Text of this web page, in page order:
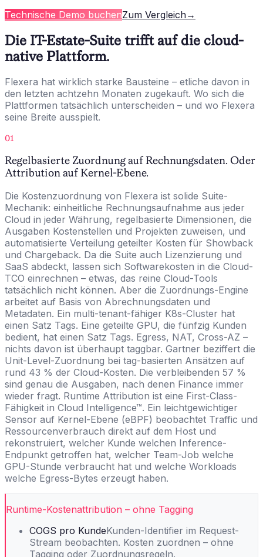
Technische Demo buchenZum Vergleich→
Die IT-Estate-Suite trifft auf die cloud-
native Plattform.
Flexera hat wirklich starke Bausteine – etliche davon in
den letzten achtzehn Monaten zugekauft. Wo sich die
Plattformen tatsächlich unterscheiden – und wo Flexera
seine Breite ausspielt.
01
Regelbasierte Zuordnung auf Rechnungsdaten. Oder
Attribution auf Kernel-Ebene.
Die Kostenzuordnung von Flexera ist solide Suite-
Mechanik: einheitliche Rechnungsaufnahme aus jeder
Cloud in jeder Währung, regelbasierte Dimensionen, die
Ausgaben Kostenstellen und Projekten zuweisen, und
automatisierte Verteilung geteilter Kosten für Showback
und Chargeback. Da die Suite auch Lizenzierung und
SaaS abdeckt, lassen sich Softwarekosten in die Cloud-
TCO einrechnen – etwas, das reine Cloud-Tools
tatsächlich nicht können. Aber die Zuordnungs-Engine
arbeitet auf Basis von Abrechnungsdaten und
Metadaten. Ein multi-tenant-fähiger K8s-Cluster hat
einen Satz Tags. Eine geteilte GPU, die fünfzig Kunden
bedient, hat einen Satz Tags. Egress, NAT, Cross-AZ –
nichts davon ist überhaupt taggbar. Gartner beziffert die
Unit-Level-Zuordnung bei tag-basierten Ansätzen auf
rund 43 % der Cloud-Kosten. Die verbleibenden 57 %
sind genau die Ausgaben, nach denen Finance immer
wieder fragt. Runtime Attribution ist eine First-Class-
Fähigkeit in Cloud Intelligence™. Ein leichtgewichtiger
Sensor auf Kernel-Ebene (eBPF) beobachtet Traffic und
Ressourcenverbrauch direkt auf dem Host und
rekonstruiert, welcher Kunde welchen Inference-
Endpunkt getroffen hat, welcher Team-Job welche
GPU-Stunde verbraucht hat und welche Workloads
welche Egress-Bytes erzeugt haben.
Runtime-Kostenattribution – ohne Tagging
COGS pro KundeKunden-Identifier im Request-
Stream beobachten. Kosten zuordnen – ohne
Tagging oder Zuordnungsregeln.